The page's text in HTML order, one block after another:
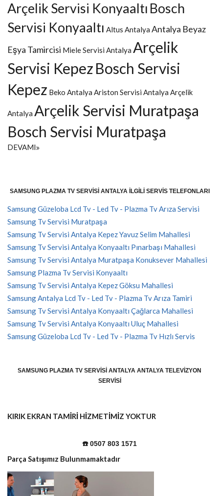
Arçelik Servisi Konyaaltı Bosch
Servisi Konyaaltı Altus Antalya Antalya Beyaz
Eşya Tamircisi Miele Servisi Antalya Arçelik
Servisi KepezBosch Servisi
Kepez Beko Antalya Ariston Servisi Antalya Arçelik
Antalya Arçelik Servisi Muratpaşa
Bosch Servisi Muratpaşa
DEVAMI
SAMSUNG PLAZMA TV SERVISI ANTALYA İLGILI SERVIS TELEFONLARI
Samsung Güzeloba Lcd Tv - Led Tv - Plazma Tv Arıza Servisi
Samsung Tv Servisi Muratpaşa
Samsung Tv Servisi Antalya Kepez Yavuz Selim Mahallesi
Samsung Tv Servisi Antalya Konyaaltı Pınarbaşı Mahallesi
Samsung Tv Servisi Antalya Muratpaşa Konuksever Mahallesi
Samsung Plazma Tv Servisi Konyaaltı
Samsung Tv Servisi Antalya Kepez Göksu Mahallesi
Samsung Antalya Lcd Tv - Led Tv - Plazma Tv Arıza Tamiri
Samsung Tv Servisi Antalya Konyaaltı Çağlarca Mahallesi
Samsung Tv Servisi Antalya Konyaaltı Uluç Mahallesi
Samsung Güzeloba Lcd Tv - Led Tv - Plazma Tv Hızlı Servis
SAMSUNG PLAZMA TV SERVISI ANTALYA ANTALYA TELEVIZYON
SERVISI
KIRIK EKRAN TAMİRİ HİZMETİMİZ YOKTUR
☎️ 0507 803 1571
Parça Satışımız Bulunmamaktadır